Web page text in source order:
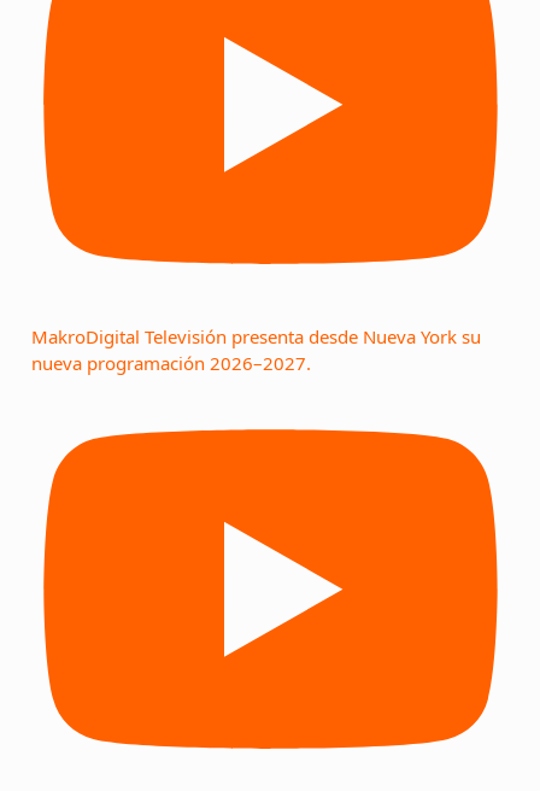
MakroDigital Televisión presenta desde Nueva York su
nueva programación 2026–2027.